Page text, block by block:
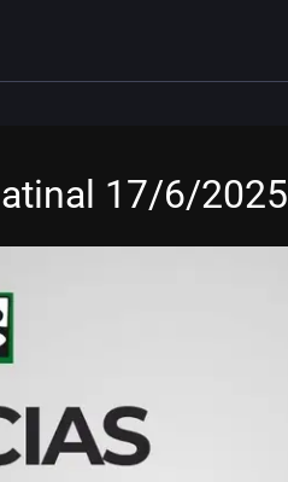
17/6/2025